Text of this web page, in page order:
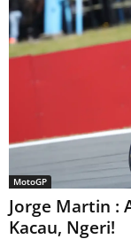
MotoGP
Jorge Martin :
Kacau, Ngeri!